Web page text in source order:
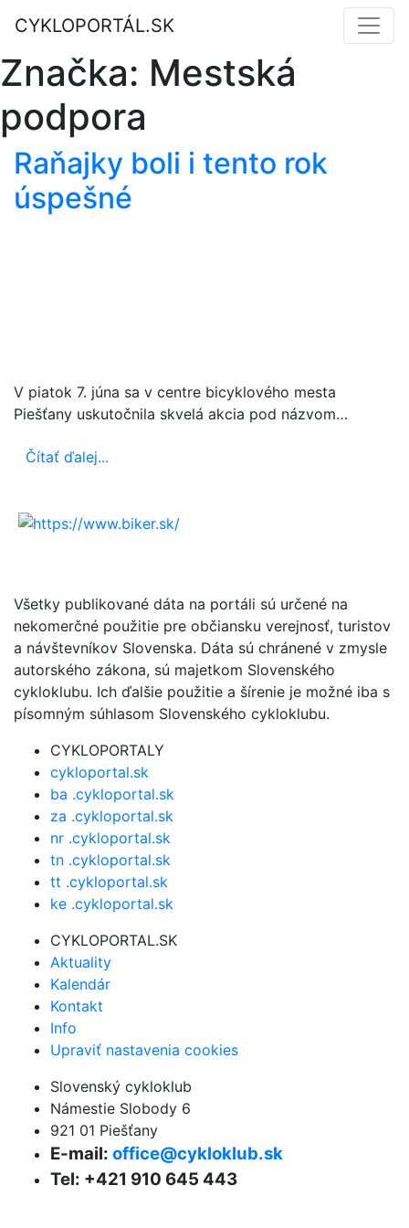
CYKLOPORTÁL.SK
Značka: Mestská
podpora
Raňajky boli i tento rok
úspešné
V piatok 7. júna sa v centre bicyklového mesta
Piešťany uskutočnila skvelá akcia pod názvom…
Čítať ďalej...
Všetky publikované dáta na portáli sú určené na
nekomerčné použitie pre občiansku verejnosť, turistov
a návštevníkov Slovenska. Dáta sú chránené v zmysle
autorského zákona, sú majetkom Slovenského
cykloklubu. Ich ďalšie použitie a šírenie je možné iba s
písomným súhlasom Slovenského cykloklubu.
CYKLOPORTALY
cykloportal.sk
ba .cykloportal.sk
za .cykloportal.sk
nr .cykloportal.sk
tn .cykloportal.sk
tt .cykloportal.sk
ke .cykloportal.sk
CYKLOPORTAL.SK
Aktuality
Kalendár
Kontakt
Info
Upraviť nastavenia cookies
Slovenský cykloklub
Námestie Slobody 6
921 01 Piešťany
E-mail: office@cykloklub.sk
Tel: +421 910 645 443